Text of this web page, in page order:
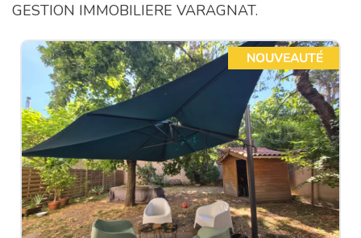
GESTION IMMOBILIERE VARAGNAT.